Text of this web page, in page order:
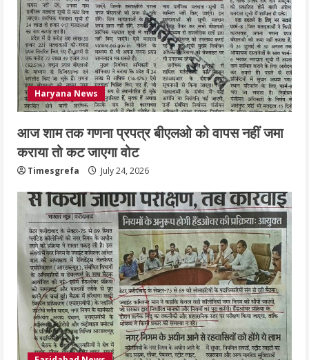
Haryana News
आज शाम तक गणना प्रपत्र बीएलओ को वापस नहीं जमा
कराया तो कट जाएगा वोट
Timesgrefa July 24, 2026